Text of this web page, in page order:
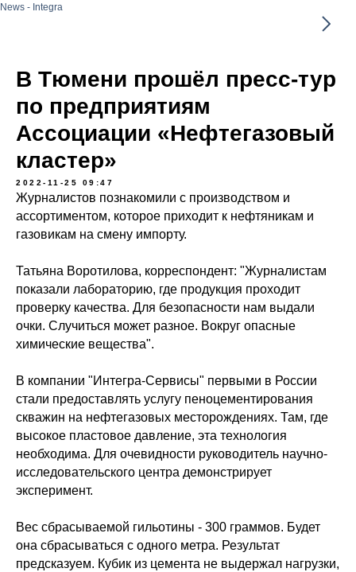
News - Integra
В Тюмени прошёл пресс-тур
по предприятиям
Ассоциации «Нефтегазовый
кластер»
2022-11-25 09:47
Журналистов познакомили с производством и
ассортиментом, которое приходит к нефтяникам и
газовикам на смену импорту.
Татьяна Воротилова, корреспондент: "Журналистам
показали лабораторию, где продукция проходит
проверку качества. Для безопасности нам выдали
очки. Случиться может разное. Вокруг опасные
химические вещества".
В компании "Интегра-Сервисы" первыми в России
стали предоставлять услугу пеноцементирования
скважин на нефтегазовых месторождениях. Там, где
высокое пластовое давление, эта технология
необходима. Для очевидности руководитель научно-
исследовательского центра демонстрирует
эксперимент.
Вес сбрасываемой гильотины - 300 граммов. Будет
она сбрасываться с одного метра. Результат
предсказуем. Кубик из цемента не выдержал нагрузки,